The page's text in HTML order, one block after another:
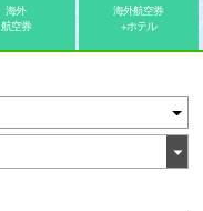
海外
航空券
海外航空券
+ホテル